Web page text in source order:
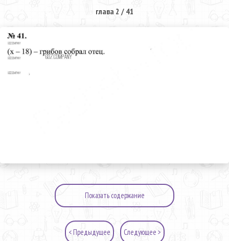
глава 2 / 41
Показать содержание
< Предыдущее Следующее >